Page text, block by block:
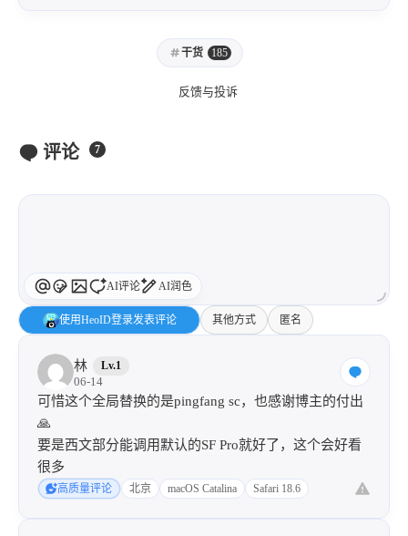
干货 185
反馈与投诉
评论 7
AI评论 AI润色
使用HeoID登录发表评论 其他方式 匿名
林 Lv.1
06-14
可惜这个全局替换的是pingfang sc，也感谢博主的付出
🙏
要是西文部分能调用默认的SF Pro就好了，这个会好看
很多
高质量评论 北京 macOS Catalina Safari 18.6